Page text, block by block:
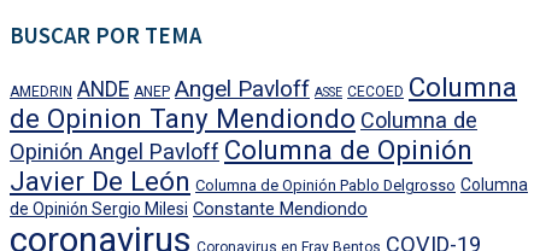
BUSCAR POR TEMA
AMEDRIN ANDE ANEP Angel Pavloff ASSE CECOED Columna
de Opinion Tany Mendiondo Columna de
Opinión Angel Pavloff Columna de Opinión
Javier De León Columna de Opinión Pablo Delgrosso Columna
de Opinión Sergio Milesi Constante Mendiondo
coronavirus COVID-19